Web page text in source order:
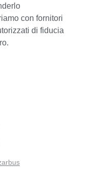
con fornitori
di fiducia